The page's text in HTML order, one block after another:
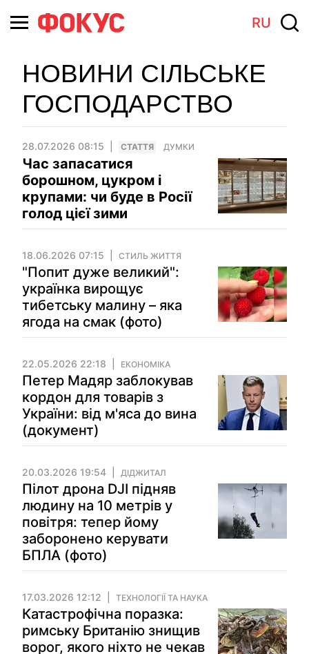
RU
НОВИНИ СІЛЬСЬКЕ
ГОСПОДАРСТВО
28.07.2026 08:15 СТАТТЯ ДУМКИ
Час запасатися
борошном, цукром і
крупами: чи буде в Росії
голод цієї зими
18.06.2026 07:15 СТИЛЬ ЖИТТЯ
"Попит дуже великий":
українка вирощує
тибетську малину – яка
ягода на смак (фото)
22.05.2026 22:18 ЕКОНОМІКА
Петер Мадяр заблокував
кордон для товарів з
України: від м'яса до вина
(документ)
20.03.2026 19:54 ДІДЖИТАЛ
Пілот дрона DJI підняв
людину на 10 метрів у
повітря: тепер йому
заборонено керувати
БПЛА (фото)
17.03.2026 12:12 ТЕХНОЛОГІЇ ТА НАУКА
Катастрофічна поразка:
римську Британію знищив
ворог, якого ніхто не чекав